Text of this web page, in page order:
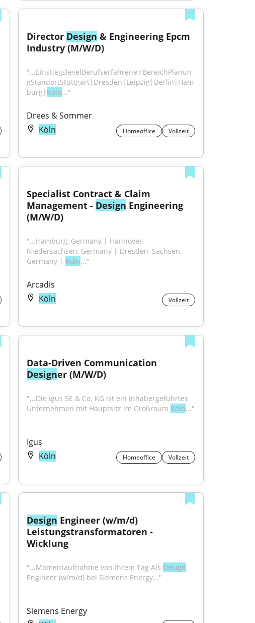
Director Design & Engineering Epcm
Industry (M/W/D)
"...EinstiegslevelBerufserfahrene:rBereichPlanun
gStandortStuttgart|Dresden|Leipzig|Berlin|Ham
burg| Köln..."
Drees & Sommer
Köln
Homeoffice Vollzeit
Specialist Contract & Claim
Management - Design Engineering
(M/W/D)
"...Hamburg, Germany | Hannover,
Niedersachsen, Germany | Dresden, Sachsen,
Germany | Köln..."
Arcadis
Köln
Vollzeit
Designer (M/W/D)
"...Die igus SE & Co. KG ist ein inhabergeführtes
Unternehmen mit Hauptsitz im Großraum Köln..."
Igus
Köln
Homeoffice Vollzeit
Design Engineer (w/m/d)
Leistungstransformatoren -
Wicklung
"...Momentaufnahme von Ihrem Tag Als Design
Engineer (w/m/d) bei Siemens Energy..."
Siemens Energy